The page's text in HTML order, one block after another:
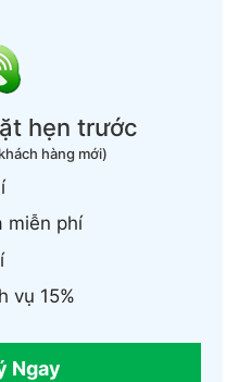
hẹn trước
hàng mới)
miễn phí
vụ 15%
Ngay